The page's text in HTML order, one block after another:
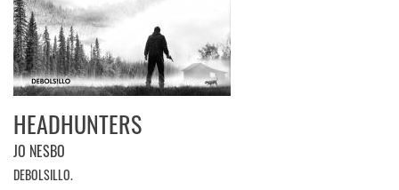
HEADHUNTERS
JO NESBO
DEBOLSILLO.